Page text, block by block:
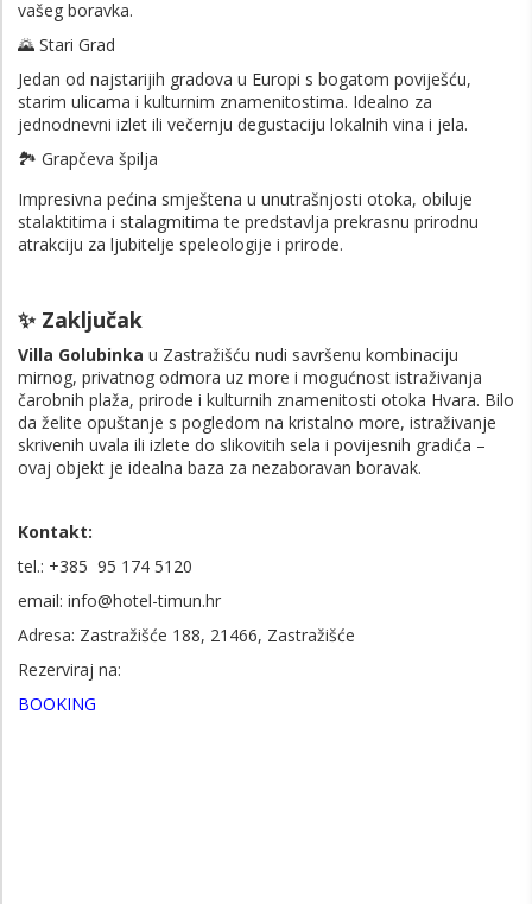
vašeg boravka.
🌄 Stari Grad
Jedan od najstarijih gradova u Europi s bogatom poviješću,
starim ulicama i kulturnim znamenitostima. Idealno za
jednodnevni izlet ili večernju degustaciju lokalnih vina i jela.
🏞️ Grapčeva špilja
Impresivna pećina smještena u unutrašnjosti otoka, obiluje
stalaktitima i stalagmitima te predstavlja prekrasnu prirodnu
atrakciju za ljubitelje speleologije i prirode.
✨ Zaključak
Villa Golubinka u Zastražišću nudi savršenu kombinaciju
mirnog, privatnog odmora uz more i mogućnost istraživanja
čarobnih plaža, prirode i kulturnih znamenitosti otoka Hvara. Bilo
da želite opuštanje s pogledom na kristalno more, istraživanje
skrivenih uvala ili izlete do slikovitih sela i povijesnih gradića –
ovaj objekt je idealna baza za nezaboravan boravak.
Kontakt:
tel.: +385 95 174 5120
email: info@hotel-timun.hr
Adresa: Zastražišće 188, 21466, Zastražišće
Rezerviraj na:
BOOKING